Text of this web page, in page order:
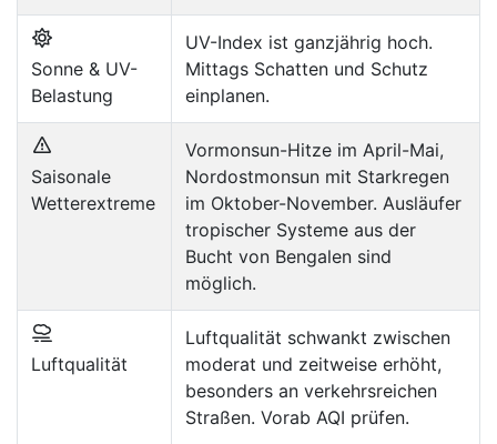
Sonne & UV-
Belastung
UV-Index ist ganzjährig hoch.
Mittags Schatten und Schutz
einplanen.
Saisonale
Wetterextreme
Vormonsun-Hitze im April-Mai,
Nordostmonsun mit Starkregen
im Oktober-November. Ausläufer
tropischer Systeme aus der
Bucht von Bengalen sind
möglich.
Luftqualität
Luftqualität schwankt zwischen
moderat und zeitweise erhöht,
besonders an verkehrsreichen
Straßen. Vorab AQI prüfen.